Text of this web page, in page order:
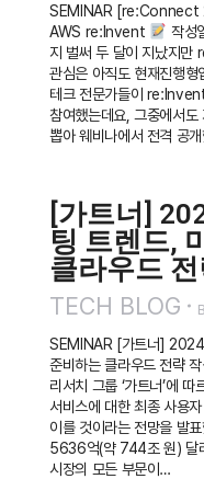
SEMINAR [re:Connect
AWS re:Invent
작성
지 벌써 두 달이 지났지만
관심은 아직도 현재진행
테크 전문가들이
참여했는데요, 그중에서
뽑아 웨비나에서 전격
[가트너]
팅 트렌드,
클라우드
TECH BLOG
SEMINAR [가트너] 2024
준비하는 클라우드 전
리서치 그룹 ‘가트너’에
서비스에 대한 최종 사용
이를 것이라는 전망을 발
5636억(약 744조 원) 달
시장의 모든 부문이…